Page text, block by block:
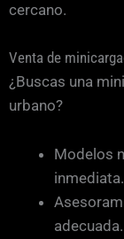
cercano.
Venta de
¿Buscas una
urbano?
Modelos
inmediata.
adecuada.